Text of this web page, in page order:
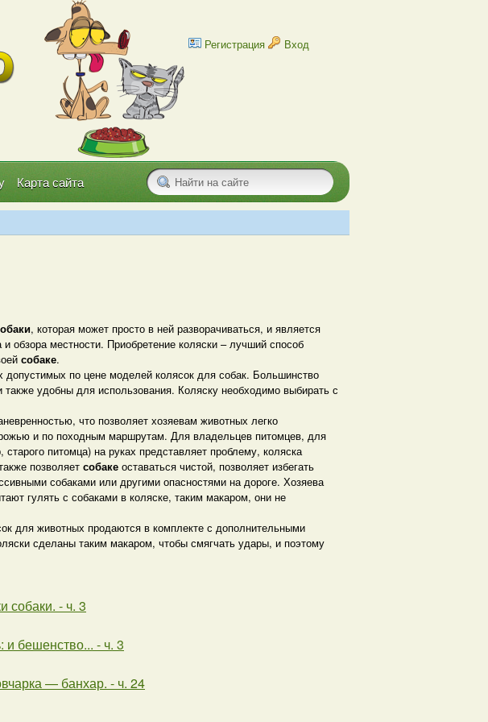
Регистрация Вход
Карта сайта
, которая может просто в ней разворачиваться, и является
местности. Приобретение коляски – лучший способ
собаке.
допустимых по цене моделей колясок для собак. Большинство
также удобны для использования. Коляску необходимо выбирать с
что позволяет хозяевам животных легко
и по походным маршрутам. Для владельцев питомцев, для
питомца) на руках представляет проблему, коляска
позволяет собаке оставаться чистой, позволяет избегать
собаками или другими опасностями на дороге. Хозяева
гулять с собаками в коляске, таким макаром, они не
для животных продаются в комплекте с дополнительными
сделаны таким макаром, чтобы смягчать удары, и поэтому
собаки. - ч. 3
и бешенство... - ч. 3
— банхар. - ч. 24